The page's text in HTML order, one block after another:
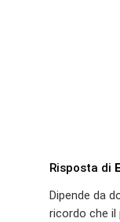
Risposta di
Dipende da
ricordo che il